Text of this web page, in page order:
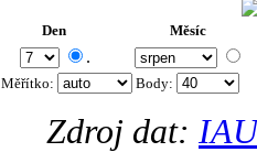
Den Měsíc
.
Měřítko: Body:
Zdroj dat: